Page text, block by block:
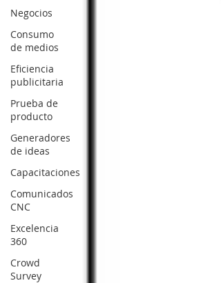
Negocios
Consumo
de medios
Eficiencia
publicitaria
Prueba de
producto
Generadores
de ideas
Capacitaciones
Comunicados
CNC
Excelencia
360
Crowd
Survey